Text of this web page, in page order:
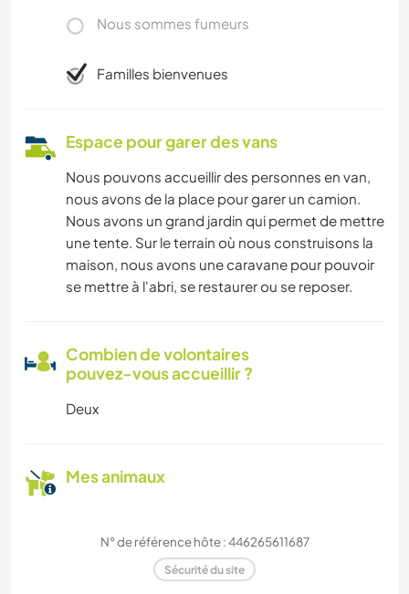
Nous sommes fumeurs
Familles bienvenues
Espace pour garer des vans
Nous pouvons accueillir des personnes en van,
nous avons de la place pour garer un camion.
Nous avons un grand jardin qui permet de mettre
une tente. Sur le terrain où nous construisons la
maison, nous avons une caravane pour pouvoir
se mettre à l'abri, se restaurer ou se reposer.
Combien de volontaires
pouvez-vous accueillir ?
Deux
Mes animaux
N° de référence hôte : 446265611687
Sécurité du site